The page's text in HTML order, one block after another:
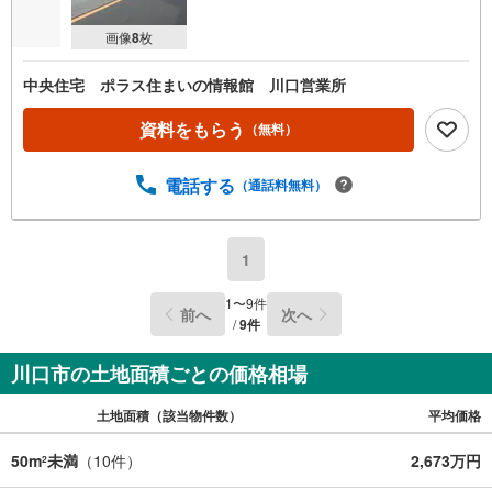
画像8枚
中央住宅 ポラス住まいの情報館 川口営業所
資料をもらう （無料）
電話する （通話料無料）
1
前へ 1〜9件
/9件 次へ
川口市の土地面積ごとの価格相場
土地面積（該当物件数） 平均価格
50m2未満 （10件） 2,673万円